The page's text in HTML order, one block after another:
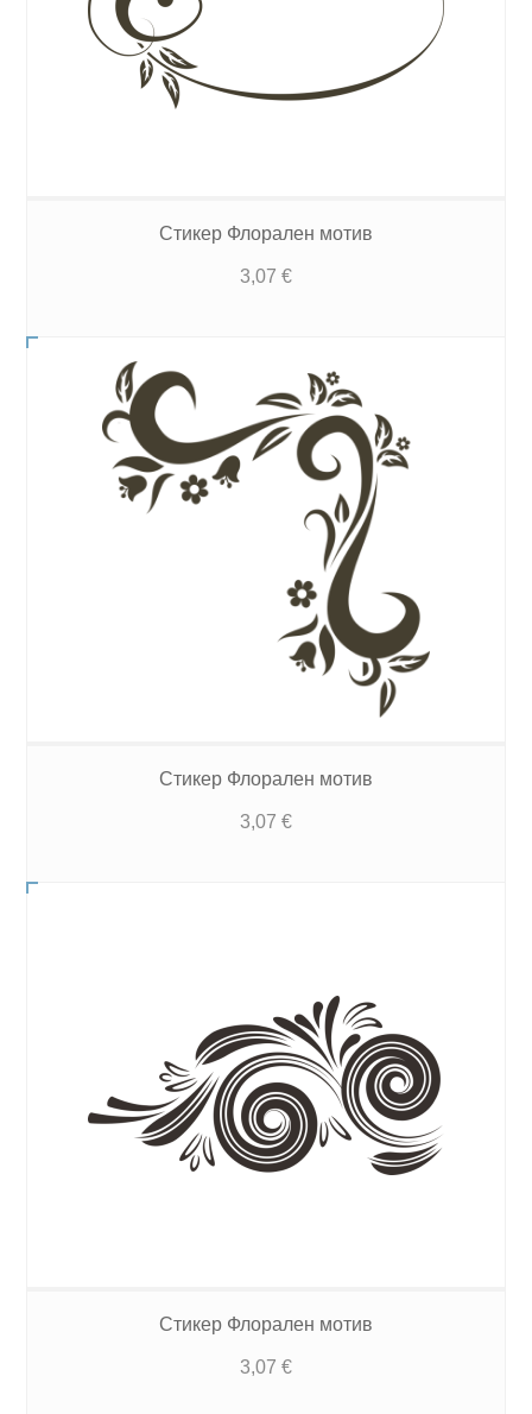
Стикер Флорален мотив
3,07 €
Стикер Флорален мотив
3,07 €
Стикер Флорален мотив
3,07 €